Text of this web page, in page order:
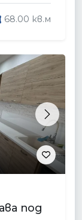
68.00 кв.м
Next
под